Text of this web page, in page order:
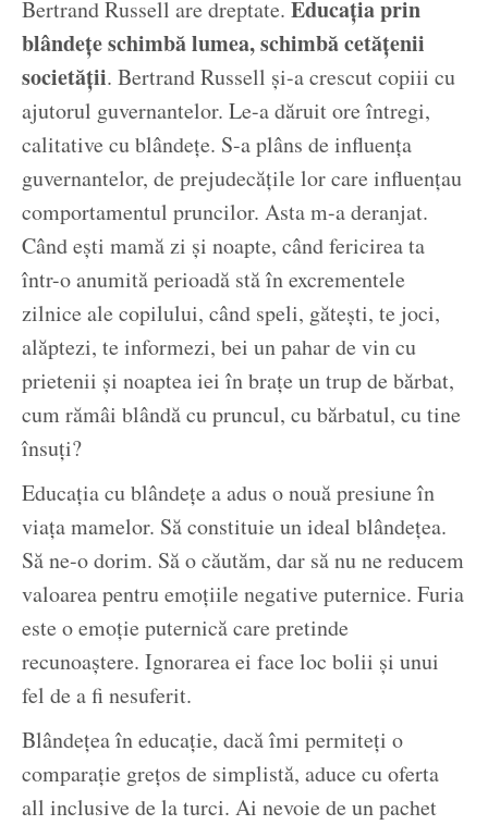
Bertrand Russell are dreptate. Educația prin
blândețe schimbă lumea, schimbă cetățenii
societății. Bertrand Russell și-a crescut copiii cu
ajutorul guvernantelor. Le-a dăruit ore întregi,
calitative cu blândețe. S-a plâns de influența
guvernantelor, de prejudecățile lor care influențau
comportamentul pruncilor. Asta m-a deranjat.
Când ești mamă zi și noapte, când fericirea ta
într-o anumită perioadă stă în excrementele
zilnice ale copilului, când speli, gătești, te joci,
alăptezi, te informezi, bei un pahar de vin cu
prietenii și noaptea iei în brațe un trup de bărbat,
cum rămâi blândă cu pruncul, cu bărbatul, cu tine
însuți?
Educația cu blândețe a adus o nouă presiune în
viața mamelor. Să constituie un ideal blândețea.
Să ne-o dorim. Să o căutăm, dar să nu ne reducem
valoarea pentru emoțiile negative puternice. Furia
este o emoție puternică care pretinde
recunoaștere. Ignorarea ei face loc bolii și unui
fel de a fi nesuferit.
Blândețea în educație, dacă îmi permiteți o
comparație grețos de simplistă, aduce cu oferta
all inclusive de la turci. Ai nevoie de un pachet